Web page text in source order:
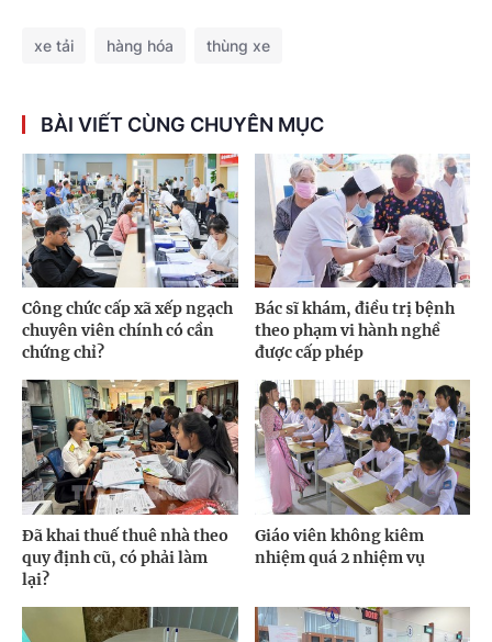
xe tải hàng hóa thùng xe
BÀI VIẾT CÙNG CHUYÊN MỤC
Công chức cấp xã xếp ngạch
chuyên viên chính có cần
chứng chỉ?
Bác sĩ khám, điều trị bệnh
theo phạm vi hành nghề
được cấp phép
Đã khai thuế thuê nhà theo
quy định cũ, có phải làm
lại?
Giáo viên không kiêm
nhiệm quá 2 nhiệm vụ